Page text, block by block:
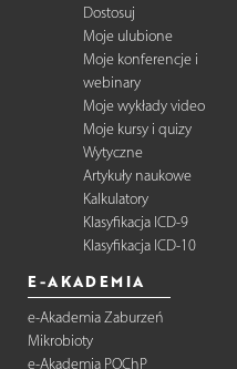
Dostosuj
Moje ulubione
Moje konferencje i
webinary
Moje wykłady video
Moje kursy i quizy
Wytyczne
Artykuły naukowe
Kalkulatory
Klasyfikacja ICD-9
Klasyfikacja ICD-10
E-AKADEMIA
e-Akademia Zaburzeń
Mikrobioty
e-Akademia POChP